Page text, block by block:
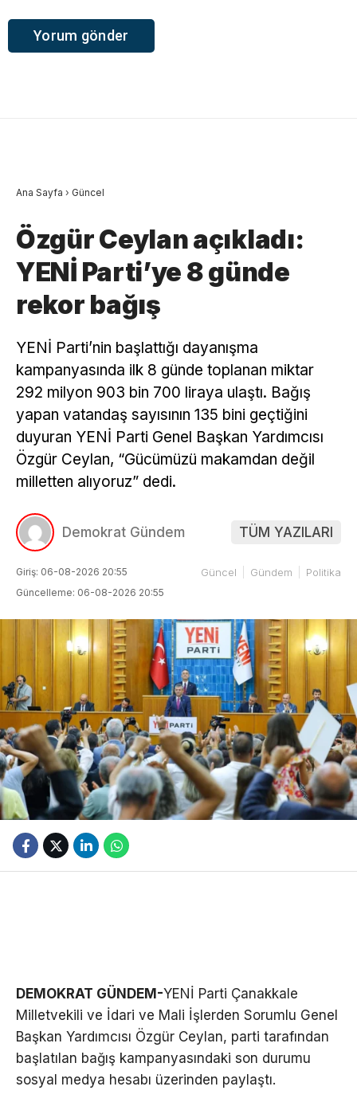
Ana Sayfa › Güncel
Özgür Ceylan açıkladı:
YENİ Parti’ye 8 günde
rekor bağış
YENİ Parti’nin başlattığı dayanışma
kampanyasında ilk 8 günde toplanan miktar
292 milyon 903 bin 700 liraya ulaştı. Bağış
yapan vatandaş sayısının 135 bini geçtiğini
duyuran YENİ Parti Genel Başkan Yardımcısı
Özgür Ceylan, “Gücümüzü makamdan değil
milletten alıyoruz” dedi.
Demokrat Gündem TÜM YAZILARI
Giriş: 06-08-2026 20:55
Güncelleme: 06-08-2026 20:55
Güncel Gündem Politika
DEMOKRAT GÜNDEM-YENİ Parti Çanakkale
Milletvekili ve İdari ve Mali İşlerden Sorumlu Genel
Başkan Yardımcısı Özgür Ceylan, parti tarafından
başlatılan bağış kampanyasındaki son durumu
sosyal medya hesabı üzerinden paylaştı.